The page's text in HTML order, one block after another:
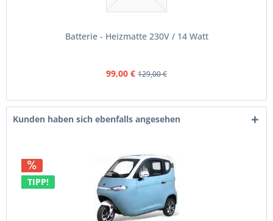
Batterie - Heizmatte 230V / 14 Watt
99,00 € 129,00 €
Kunden haben sich ebenfalls angesehen
TIPP!